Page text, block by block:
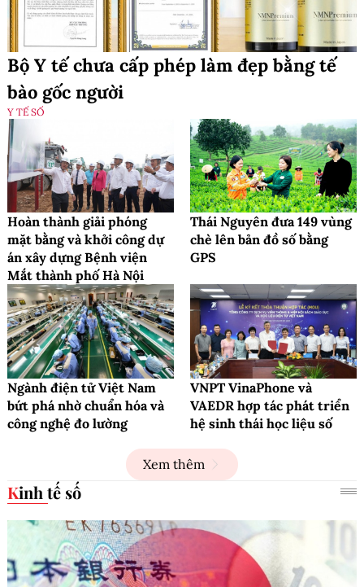
Bộ Y tế chưa cấp phép làm đẹp bằng tế
bào gốc người
Y TẾ SỐ
Hoàn thành giải phóng
mặt bằng và khởi công dự
án xây dựng Bệnh viện
Mắt thành phố Hà Nội
Thái Nguyên đưa 149 vùng
chè lên bản đồ số bằng
GPS
Ngành điện tử Việt Nam
bứt phá nhờ chuẩn hóa và
công nghệ đo lường
VNPT VinaPhone và
VAEDR hợp tác phát triển
hệ sinh thái học liệu số
Xem thêm
Kinh tế số